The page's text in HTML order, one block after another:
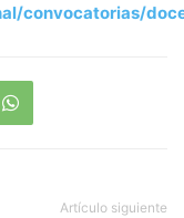
convocatorias/
Artículo siguiente